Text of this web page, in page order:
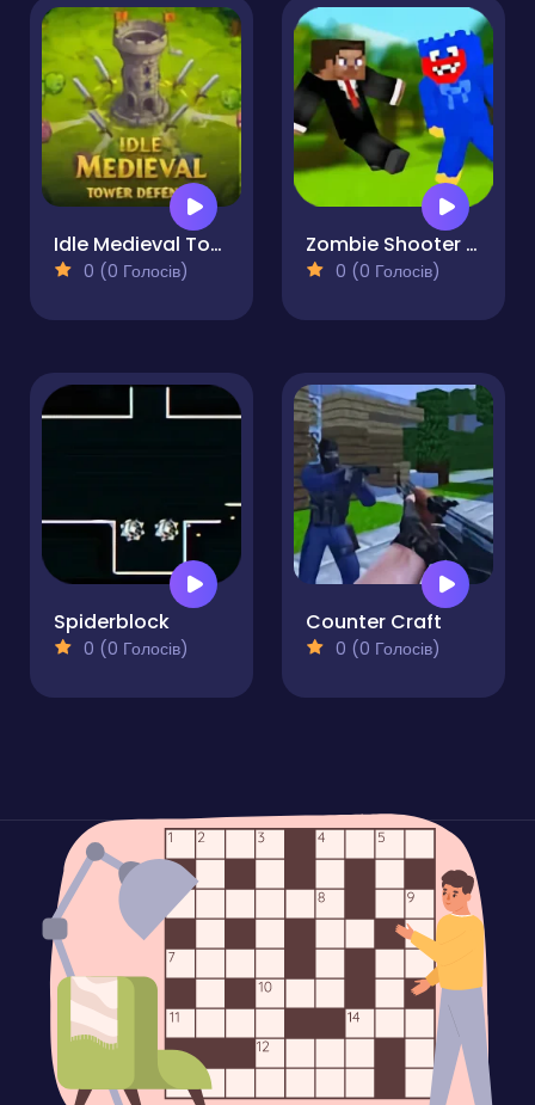
Idle Medieval Tower Defense
0 (0 Голосів)
Zombie Shooter Survival
0 (0 Голосів)
Spiderblock
0 (0 Голосів)
Counter Craft
0 (0 Голосів)